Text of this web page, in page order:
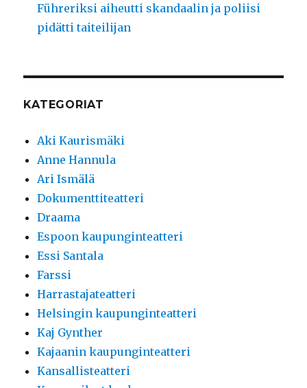
Führeriksi aiheutti skandaalin ja poliisi
pidätti taiteilijan
KATEGORIAT
Aki Kaurismäki
Anne Hannula
Ari Ismälä
Dokumenttiteatteri
Draama
Espoon kaupunginteatteri
Essi Santala
Farssi
Harrastajateatteri
Helsingin kaupunginteatteri
Kaj Gynther
Kajaanin kaupunginteatteri
Kansallisteatteri